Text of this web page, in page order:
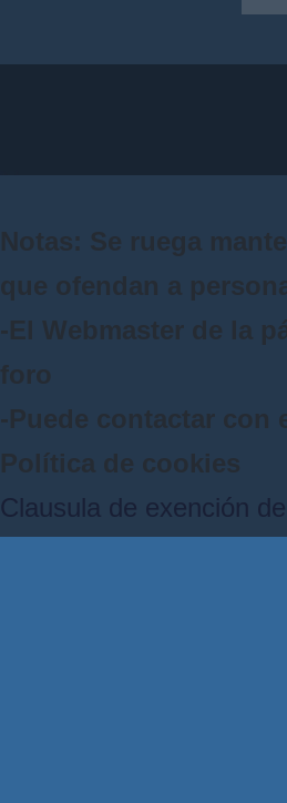
Notas: Se ruega
que ofendan a
-El Webmaster de la
foro
-Puede contactar con
Política de cookies
Clausula de exención